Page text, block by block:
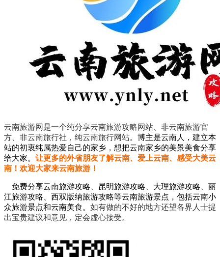
云南旅游网是一个纯分享云南旅游攻略网站、非云南旅游官
方、非云南旅行社，纯云南旅行网站。 博主是云南人，建立本
站的初衷纯属热爱自己的家乡，想把云南家乡的美景美食分享
给大家。 让更多的外省朋友了解云南、爱上云南、感受大美云
南！欢迎大家来云南旅游！
免费分享云南旅游攻略、昆明旅游攻略、大理旅游攻略、丽
江旅游攻略、西双版纳旅游攻略等云南旅游景点，包括云南小
众旅游景点和云南美食。 如有做的不好的地方还望各界人士提
出宝贵建议和意见，定会虚心接受。